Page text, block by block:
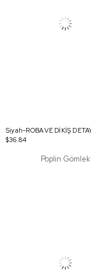
$36.84
Poplin Gömlek